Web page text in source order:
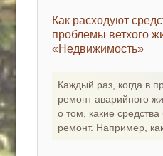
Как расходуют
проблемы ветхого
«Недвижимость»
Каждый раз, когда в
ремонт аварийного
о том, какие
ремонт. Например,